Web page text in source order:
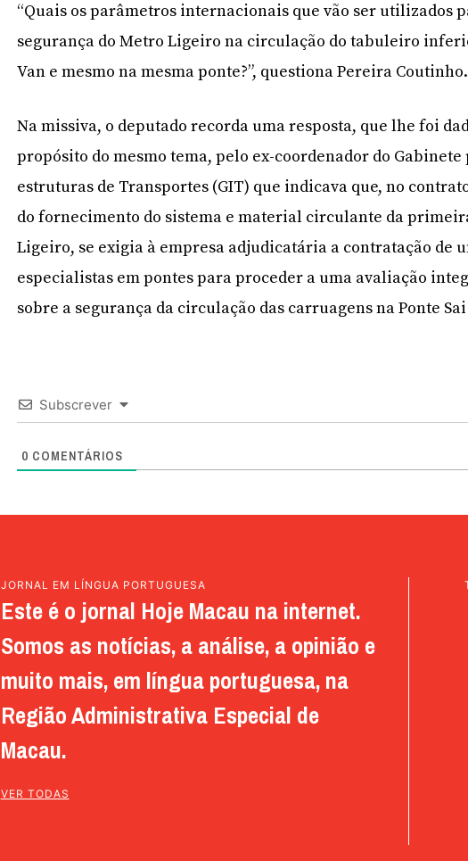
“Quais os parâmetros internacionais que vão ser utilizados
segurança do Metro Ligeiro na circulação do tabuleiro
Van e mesmo na mesma ponte?”, questiona Pereira Coutinho.
Na missiva, o deputado recorda uma resposta, que lhe foi
propósito do mesmo tema, pelo ex-coordenador do
estruturas de Transportes (GIT) que indicava que, no
do fornecimento do sistema e material circulante da
Ligeiro, se exigia à empresa adjudicatária a contratação de
especialistas em pontes para proceder a uma avaliação
sobre a segurança da circulação das carruagens na Ponte Sai
Subscrever
0 COMENTÁRIOS
JORNAL EM LÍNGUA PORTUGUESA
Este é o jornal Hoje Macau na internet.
Somos as notícias, a análise, a opinião e
muito mais, em língua portuguesa, na
Região Administrativa Especial de
Macau.
VER TODAS